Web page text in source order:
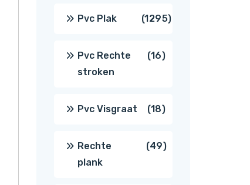
producten
Pvc Plak 12951295
Pvc Rechte
stroken
1616
Pvc Visgraat 1818
producten
Rechte
plank
4949